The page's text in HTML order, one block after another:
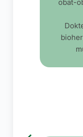
obat-